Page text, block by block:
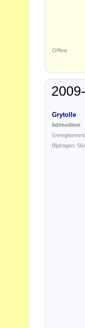
Offline
Grytolle
lid/medlem
Bijdragen: